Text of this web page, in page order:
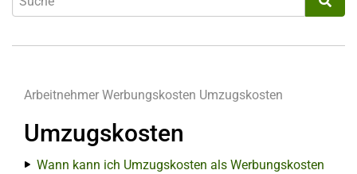
Arbeitnehmer Werbungskosten Umzugskosten
Umzugskosten
Wann kann ich Umzugskosten als Werbungskosten